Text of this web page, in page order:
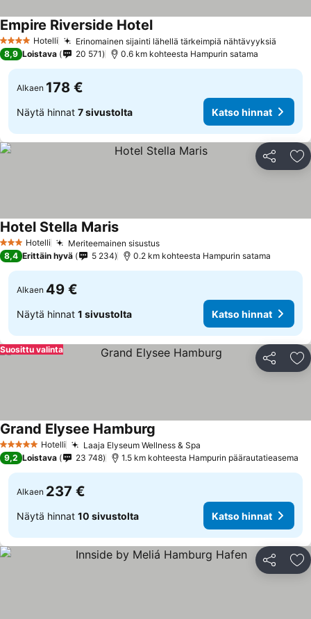
4 Tähtiluokitus
Hotelli Erinomainen sijainti lähellä tärkeimpiä nähtävyyksiä
Empire Riverside Hotel
8,9 Loistava 20 571 0.6 km kohteesta Hampurin satama
Alkaen 178 €
Näytä hinnat 7 sivustolta Katso hinnat
Jaa
3 Tähtiluokitus
Hotelli Meriteemainen sisustus
Hotel Stella Maris
8,4 Erittäin hyvä 5 234 0.2 km kohteesta Hampurin satama
Alkaen 49 €
Näytä hinnat 1 sivustolta Katso hinnat
Jaa
Suosittu valinta
5 Tähtiluokitus
Hotelli Laaja Elyseum Wellness & Spa
Grand Elysee Hamburg
9,2 Loistava 23 748 1.5 km kohteesta Hampurin päärautatieasema
Alkaen 237 €
Näytä hinnat 10 sivustolta Katso hinnat
Jaa